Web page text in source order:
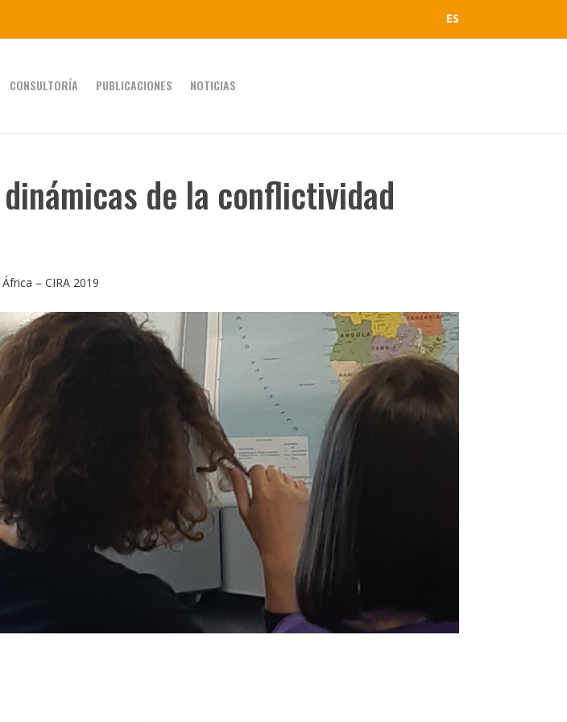
ES
CONSULTORÍA PUBLICACIONES NOTICIAS
de la conflictividad
– CIRA 2019